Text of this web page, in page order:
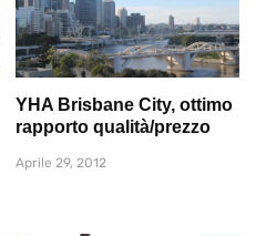
YHA Brisbane City, ottimo
rapporto qualità/prezzo
Aprile 29, 2012